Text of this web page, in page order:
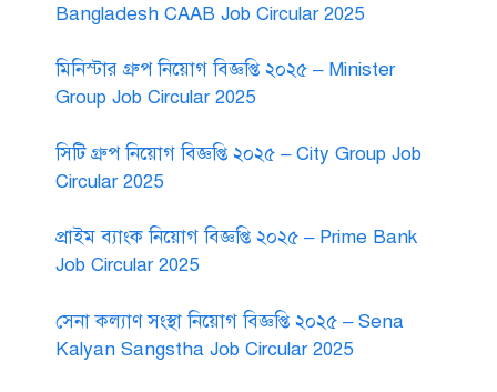
Bangladesh CAAB Job Circular 2025
মিনিস্টার গ্রুপ নিয়োগ বিজ্ঞপ্তি ২০২৫ – Minister
Group Job Circular 2025
সিটি গ্রুপ নিয়োগ বিজ্ঞপ্তি ২০২৫ – City Group Job
Circular 2025
প্রাইম ব্যাংক নিয়োগ বিজ্ঞপ্তি ২০২৫ – Prime Bank
Job Circular 2025
সেনা কল্যাণ সংস্থা নিয়োগ বিজ্ঞপ্তি ২০২৫ – Sena
Kalyan Sangstha Job Circular 2025